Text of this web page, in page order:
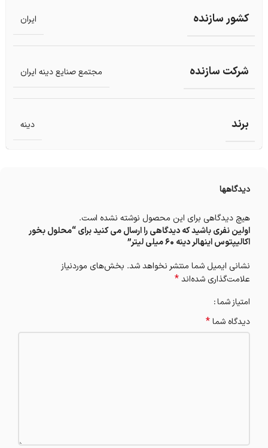
کشور سازنده ایران
شرکت سازنده مجتمع صنایع دینه ایران
برند دینه
دیدگاهها
هیچ دیدگاهی برای این محصول نوشته نشده است.
اولین نفری باشید که دیدگاهی را ارسال می کنید برای “محلول بخور
اکالیپتوس اینهالر دینه ۶۰ میلی لیتر”
نشانی ایمیل شما منتشر نخواهد شد. بخش‌های موردنیاز
علامت‌گذاری شده‌اند*
امتیاز شما
دیدگاه شما*